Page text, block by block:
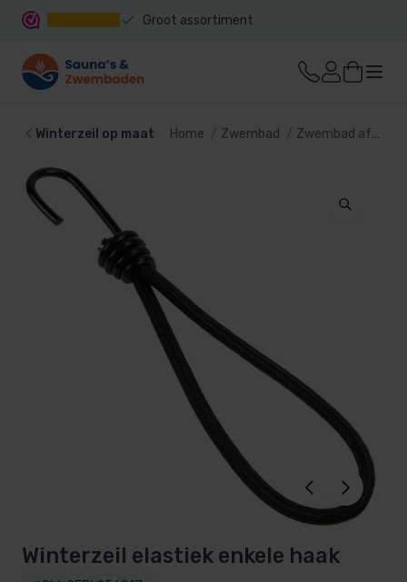
Groot assortiment
Winterzeil op maat Home Zwembad Zwembad afdekking
Winterzeil elastiek enkele haak